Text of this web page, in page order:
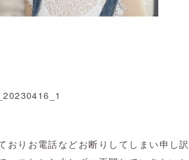
おりお電話などお断りしてしまい申し